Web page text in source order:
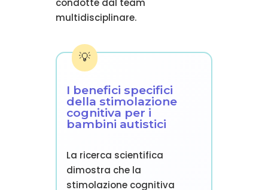
condotte dal team
multidisciplinare.
I benefici specifici
della stimolazione
cognitiva per i
bambini autistici
La ricerca scientifica
dimostra che la
stimolazione cognitiva